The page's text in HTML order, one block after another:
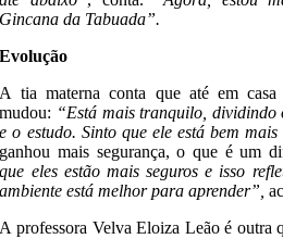
Gincana da Tabuada”.
Evolução
A tia materna conta que até em
mudou: “Está mais tranquilo, dividindo
e o estudo. Sinto que ele está bem
ganhou mais segurança, o que é um
que eles estão mais seguros e isso
ambiente está melhor para aprender”,
A professora Velva Eloiza Leão é outra